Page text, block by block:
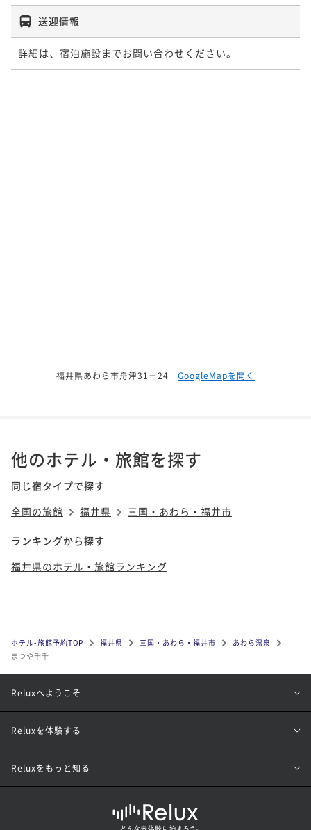
送迎情報
詳細は、宿泊施設までお問い合わせください。
福井県あわら市舟津31－24 GoogleMapを開く
他のホテル・旅館を探す
同じ宿タイプで探す
全国の旅館
福井県 三国・あわら・福井市
ランキングから探す
福井県のホテル・旅館ランキング
ホテル•旅館予約TOP 福井県 三国・あわら・福井市
あわら温泉
まつや千千
Reluxへようこそ
Reluxを体験する
Reluxをもっと知る